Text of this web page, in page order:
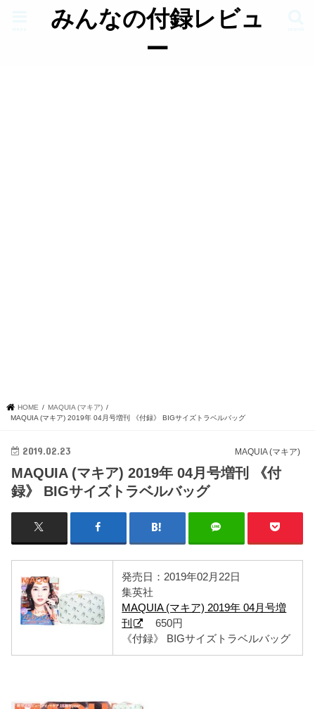
みんなの付録レビュ
ー
HOME
MAQUIA (マキア)
MAQUIA (マキア) 2019年 04月号増刊 《付録》 BIGサイズトラベルバッグ
MAQUIA (マキア)
2019.02.23
MAQUIA (マキア) 2019年 04月号増刊 《付
録》 BIGサイズトラベルバッグ
発売日：2019年02月22日
集英社
MAQUIA (マキア) 2019年 04月号増
刊
650円
《付録》 BIGサイズトラベルバッグ